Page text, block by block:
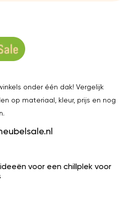
onder één dak! Vergelijk
op materiaal, kleur, prijs en nog
voor een chillplek voor